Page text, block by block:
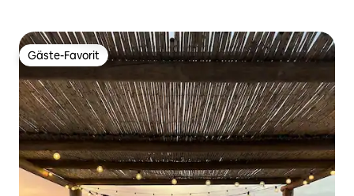
Gäste-Favorit
Gäste-Favorit